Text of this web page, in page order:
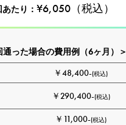
あたり： ¥6,050（税込）
通った場合の費用例（6ヶ月）＞
￥48,400-(税込)
￥290,400-(税込)
￥11,000-(税込)